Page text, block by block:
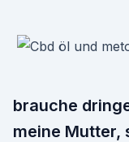
brauche
meine Mutter,